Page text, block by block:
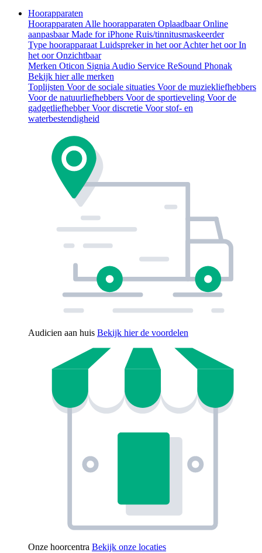
Hoorapparaten
Hoorapparaten Alle hoorapparaten OplaadbaarOnline
aanpasbaarMade for iPhone Ruis/tinnitusmaskeerder
Type hoorapparaat Luidspreker in het oorAchter het oorIn
het oorOnzichtbaar
Merken Oticon Signia Audio Service ReSound Phonak
Bekijk hier alle merken
Toplijsten Voor de sociale situaties Voor de muziekliefhebbers
Voor de natuurliefhebbers Voor de sportieveling Voor de
gadgetliefhebberVoor discretie Voor stof- en
waterbestendigheid
Audicien aan huis Bekijk hier de voordelen
Onze hoorcentra Bekijk onze locaties